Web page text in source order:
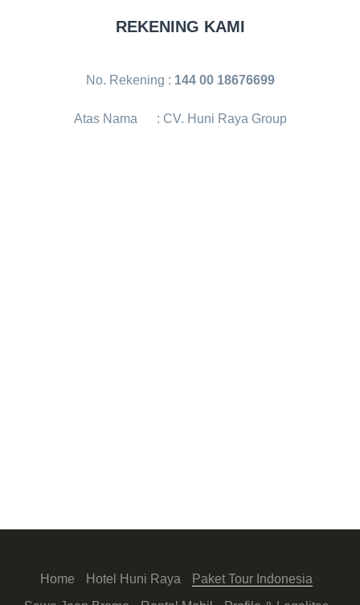
REKENING KAMI
No. Rekening : 144 00 18676699
Atas Nama : CV. Huni Raya Group
Home Hotel Huni Raya
Paket Tour Indonesia